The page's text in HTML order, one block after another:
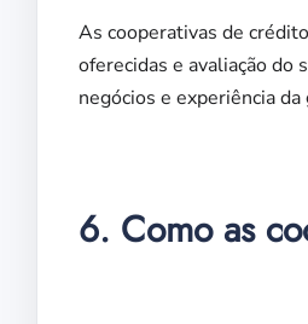
As cooperativas de
oferecidas e avaliação do
negócios e experiência
6. Como as